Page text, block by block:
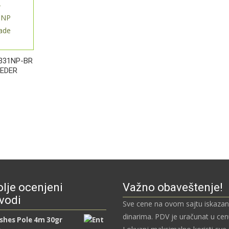
рсд
рсд
BR
ocenjeni
Pole 4m 30gr
Važno obaveštenje!
Sve cene na ovom sajtu
dinarima. PDV je uračunat u